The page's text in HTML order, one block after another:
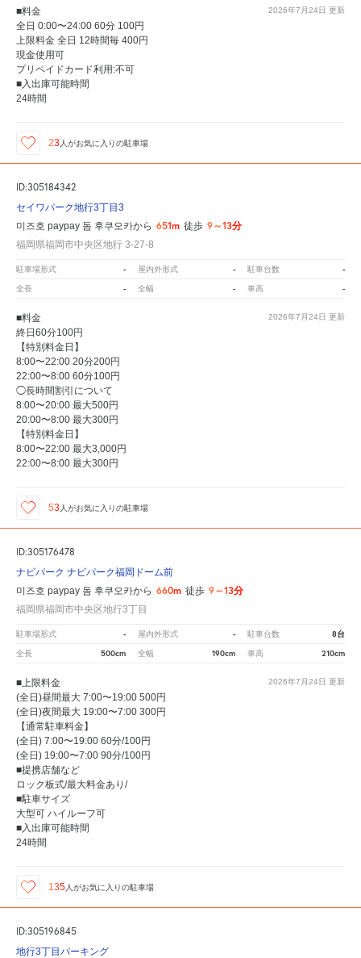
2026年7月24日 更新
■料金
全日 0:00〜24:00 60分 100円
上限料金 全日 12時間毎 400円
現金使用可
プリペイドカード利用:不可
■入出庫可能時間
24時間
23 人がお気に入りの駐車場
ID:305184342
セイワパーク地行3丁目3
미즈호 paypay 돔 후쿠오카から 651m 徒歩 9～13分
福岡県福岡市中央区地行 3-27-8
駐車場形式 - 屋内外形式 - 駐車台数 -
全長 - 全幅 - 車高 -
2026年7月24日 更新
■料金
終日60分100円
【特別料金日】
8:00〜22:00 20分200円
22:00〜8:00 60分100円
◯長時間割引について
8:00〜20:00 最大500円
20:00〜8:00 最大300円
【特別料金日】
8:00〜22:00 最大3,000円
22:00〜8:00 最大300円
53 人がお気に入りの駐車場
ID:305176478
ナビパーク ナビパーク福岡ドーム前
미즈호 paypay 돔 후쿠오카から 660m 徒歩 9～13分
福岡県福岡市中央区地行3丁目
駐車場形式 - 屋内外形式 - 駐車台数 8台
全長 500cm 全幅 190cm 車高 210cm
2026年7月24日 更新
■上限料金
(全日)昼間最大 7:00〜19:00 500円
(全日)夜間最大 19:00〜7:00 300円
【通常駐車料金】
(全日) 7:00〜19:00 60分/100円
(全日) 19:00〜7:00 90分/100円
■提携店舗など
ロック板式/最大料金あり/
■駐車サイズ
大型可 ハイルーフ可
■入出庫可能時間
24時間
135 人がお気に入りの駐車場
ID:305196845
地行3丁目パーキング